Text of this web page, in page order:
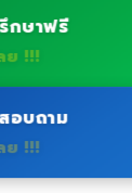
กษาฟรี
ย !!!
อบถาม
ย !!!